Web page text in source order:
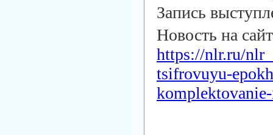
Запись
Новость на
https://nlr.ru/
tsifrovuyu-